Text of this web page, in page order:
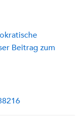
Beitrag zum